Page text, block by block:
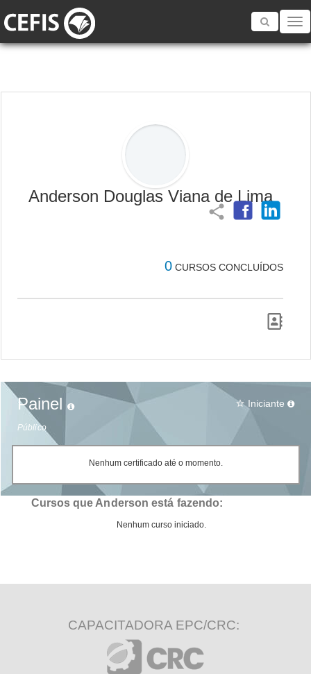
Toggle
Anderson Douglas Viana de Lima
share
0 CURSOS CONCLUÍDOS
Painel
Público
star_border Iniciante
Nenhum certificado até o momento.
Cursos que Anderson está fazendo:
Nenhum curso iniciado.
CAPACITADORA EPC/CRC: